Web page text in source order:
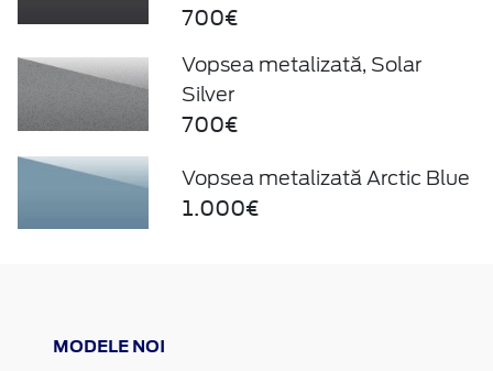
700€
Vopsea metalizată, Solar
Silver
700€
Vopsea metalizată Arctic Blue
1.000€
MODELE NOI